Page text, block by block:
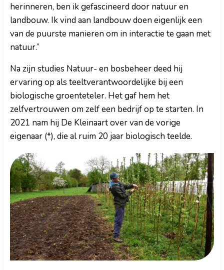
herinneren, ben ik gefascineerd door natuur en
landbouw. Ik vind aan landbouw doen eigenlijk een
van de puurste manieren om in interactie te gaan met
natuur.”
Na zijn studies Natuur- en bosbeheer deed hij
ervaring op als teeltverantwoordelijke bij een
biologische groenteteler. Het gaf hem het
zelfvertrouwen om zelf een bedrijf op te starten. In
2021 nam hij De Kleinaart over van de vorige
eigenaar (*), die al ruim 20 jaar biologisch teelde.